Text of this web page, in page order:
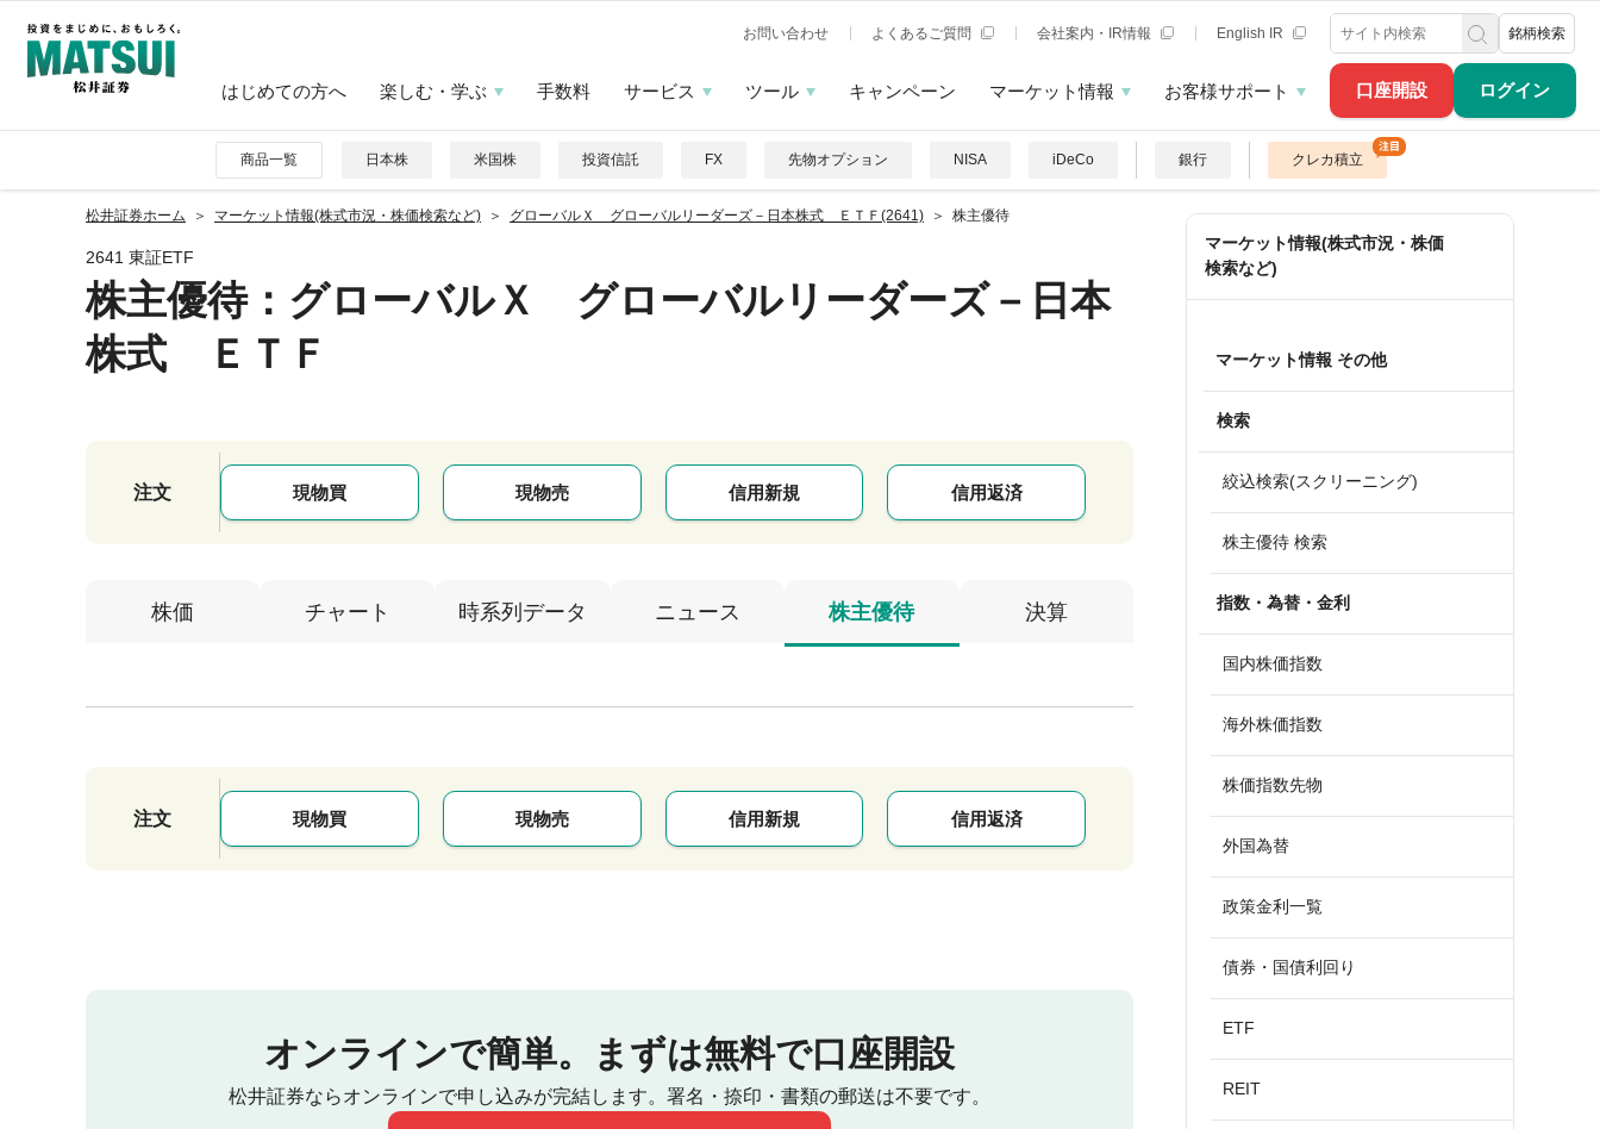
口座開設 ログイン
お問い合わせ よくあるご質問 会社案内・IR情報 English IR 銘柄検索
はじめての方へ 楽しむ・学ぶ 手数料 サービス ツール キャンペーン マーケット情報 お客様サポート
商品一覧 日本株 米国株 投資信託 FX 先物オプション NISA iDeCo 銀行 クレカ積立
松井証券ホーム マーケット情報(株式市況・株価検索など) グローバルＸ グローバルリーダーズ－日本株式 ＥＴＦ(2641) 株主優待
2641 東証ETF
株主優待：グローバルＸ グローバルリーダーズ－日本
株式 ＥＴＦ
注文 現物買 現物売 信用新規 信用返済
株価 チャート 時系列データ ニュース 株主優待 決算
注文 現物買 現物売 信用新規 信用返済
オンラインで簡単。 まずは無料で口座開設
松井証券ならオンラインで申し込みが完結します。 署名・捺印・書類の郵送は不要です。
マーケット情報(株式市況・株価
検索など)
マーケット情報 その他
検索
絞込検索(スクリーニング)
株主優待 検索
指数・為替・金利
国内株価指数
海外株価指数
株価指数先物
外国為替
政策金利一覧
債券・国債利回り
ETF
REIT